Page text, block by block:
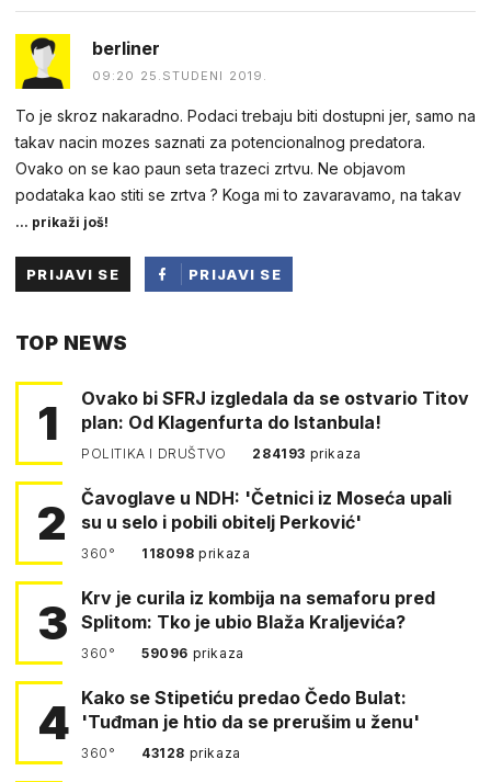
berliner
09:20 25.STUDENI 2019.
To je skroz nakaradno. Podaci trebaju biti dostupni jer, samo na
takav nacin mozes saznati za potencionalnog predatora.
Ovako on se kao paun seta trazeci zrtvu. Ne objavom
podataka kao stiti se zrtva ? Koga mi to zavaravamo, na takav
... prikaži još!
PRIJAVI SE
PRIJAVI SE
TOP NEWS
1
Ovako bi SFRJ izgledala da se ostvario Titov
plan: Od Klagenfurta do Istanbula!
POLITIKA I DRUŠTVO 284193 prikaza
2
Čavoglave u NDH: 'Četnici iz Moseća upali
su u selo i pobili obitelj Perković'
360° 118098prikaza
3
Krv je curila iz kombija na semaforu pred
Splitom: Tko je ubio Blaža Kraljevića?
360° 59096 prikaza
4 Kako se Stipetiću predao Čedo Bulat:
'Tuđman je htio da se prerušim u ženu'
360° 43128 prikaza